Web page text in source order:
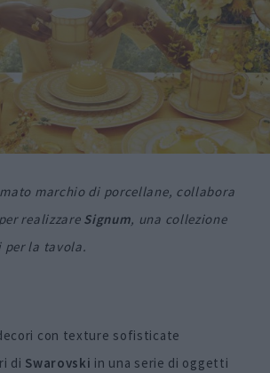
marchio di porcellane, collabora
realizzare Signum, una collezione
per la tavola.
con texture sofisticate
di Swarovski in una serie di oggetti